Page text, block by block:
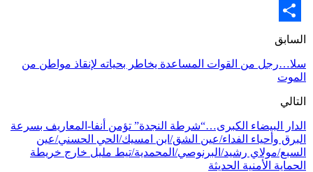
Email
Share
السابق
سلا…رجل من القوات المساعدة يخاطر بحياته لإنقاذ مواطن من
الموت
التالي
الدار البيضاء الكبرى…“شرطة النجدة” تؤمن أنفا-المعاريف بسرعة
البرق وأحياء الفداء/عين الشق/ابن امسيك/الحي الحسني/عين
السبع/مولاي رشيد/البرنوصي/المحمدية/تيط مليل خارج خريطة
الحماية الأمنية الحديثة